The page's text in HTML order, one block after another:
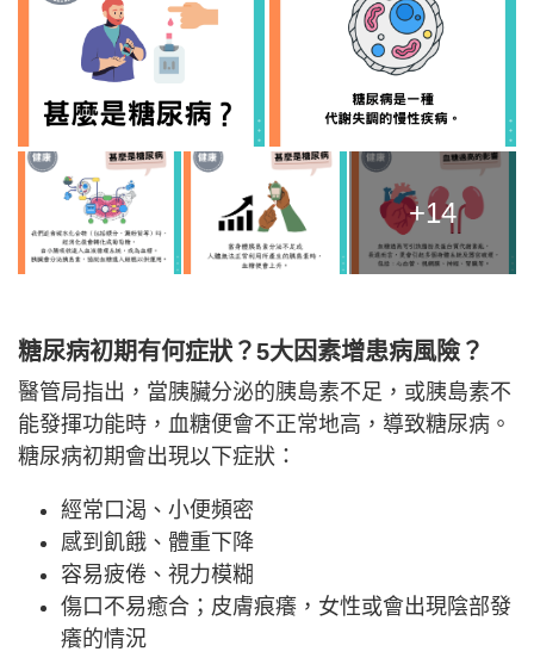
+14
糖尿病初期有何症狀？5大因素增患病風險？
醫管局指出，當胰臟分泌的胰島素不足，或胰島素不
能發揮功能時，血糖便會不正常地高，導致糖尿病。
糖尿病初期會出現以下症狀：
經常口渴、小便頻密
感到飢餓、體重下降
容易疲倦、視力模糊
傷口不易癒合；皮膚痕癢，女性或會出現陰部發
癢的情況